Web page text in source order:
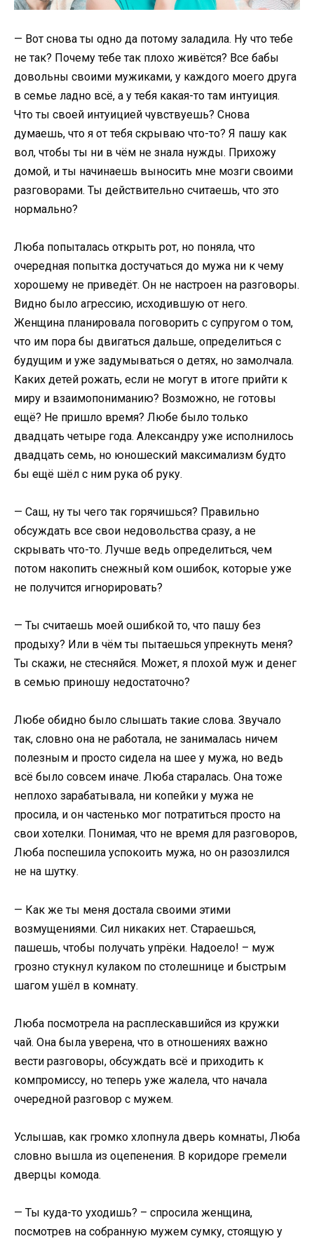
— Вот снова ты одно да потому заладила. Ну что тебе
не так? Почему тебе так плохо живётся? Все бабы
довольны своими мужиками, у каждого моего друга
в семье ладно всё, а у тебя какая-то там интуиция.
Что ты своей интуицией чувствуешь? Снова
думаешь, что я от тебя скрываю что-то? Я пашу как
вол, чтобы ты ни в чём не знала нужды. Прихожу
домой, и ты начинаешь выносить мне мозги своими
разговорами. Ты действительно считаешь, что это
нормально?
Люба попыталась открыть рот, но поняла, что
очередная попытка достучаться до мужа ни к чему
хорошему не приведёт. Он не настроен на разговоры.
Видно было агрессию, исходившую от него.
Женщина планировала поговорить с супругом о том,
что им пора бы двигаться дальше, определиться с
будущим и уже задумываться о детях, но замолчала.
Каких детей рожать, если не могут в итоге прийти к
миру и взаимопониманию? Возможно, не готовы
ещё? Не пришло время? Любе было только
двадцать четыре года. Александру уже исполнилось
двадцать семь, но юношеский максимализм будто
бы ещё шёл с ним рука об руку.
— Саш, ну ты чего так горячишься? Правильно
обсуждать все свои недовольства сразу, а не
скрывать что-то. Лучше ведь определиться, чем
потом накопить снежный ком ошибок, которые уже
не получится игнорировать?
— Ты считаешь моей ошибкой то, что пашу без
продыху? Или в чём ты пытаешься упрекнуть меня?
Ты скажи, не стесняйся. Может, я плохой муж и денег
в семью приношу недостаточно?
Любе обидно было слышать такие слова. Звучало
так, словно она не работала, не занималась ничем
полезным и просто сидела на шее у мужа, но ведь
всё было совсем иначе. Люба старалась. Она тоже
неплохо зарабатывала, ни копейки у мужа не
просила, и он частенько мог потратиться просто на
свои хотелки. Понимая, что не время для разговоров,
Люба поспешила успокоить мужа, но он разозлился
не на шутку.
— Как же ты меня достала своими этими
возмущениями. Сил никаких нет. Стараешься,
пашешь, чтобы получать упрёки. Надоело! – муж
грозно стукнул кулаком по столешнице и быстрым
шагом ушёл в комнату.
Люба посмотрела на расплескавшийся из кружки
чай. Она была уверена, что в отношениях важно
вести разговоры, обсуждать всё и приходить к
компромиссу, но теперь уже жалела, что начала
очередной разговор с мужем.
Услышав, как громко хлопнула дверь комнаты, Люба
словно вышла из оцепенения. В коридоре гремели
дверцы комода.
— Ты куда-то уходишь? – спросила женщина,
посмотрев на собранную мужем сумку, стоящую у